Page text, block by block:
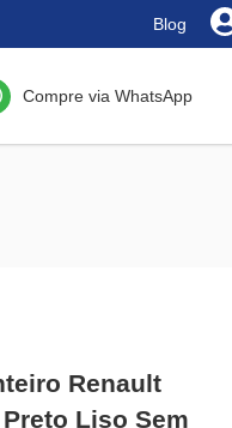
Blog
Compre via WhatsApp
Renault
Liso Sem